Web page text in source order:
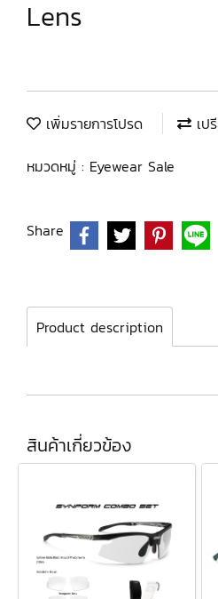
Lens
เพิ่มรายการโปรด
เป
หมวดหมู่ : Eyewear Sale
Share
Product description
สินค้าเกี่ยวข้อง